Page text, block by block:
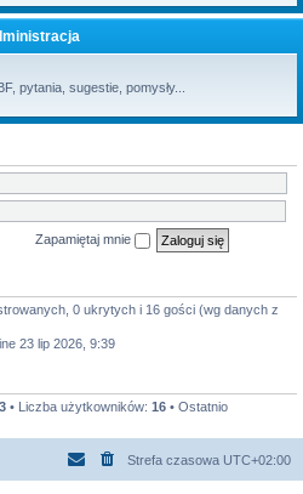
pytania, sugestie, pomysły...
Zapamiętaj mnie
0 ukrytych i 16 gości (wg danych z
23 lip 2026, 9:39
• Liczba użytkowników: 16 • Ostatnio
Strefa czasowa UTC+02:00